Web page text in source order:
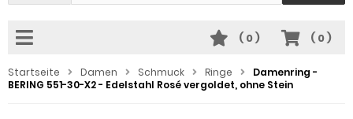
( 0)
( 0)
Startseite Damen Schmuck Ringe
Damenring -
BERING 551-30-X2 - Edelstahl Rosé vergoldet, ohne Stein